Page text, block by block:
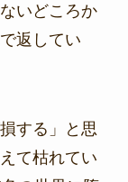
いどころか
返してい
する」と思
て枯れてい